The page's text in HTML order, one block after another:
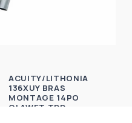
ACUITY/LITHONIA
136XUY BRAS
MONTAGE 14PO
OLAWET TDD